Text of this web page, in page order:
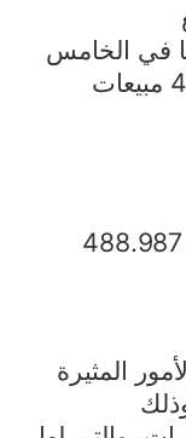
تليها في الخامس
بـ 488.987
المثيرة